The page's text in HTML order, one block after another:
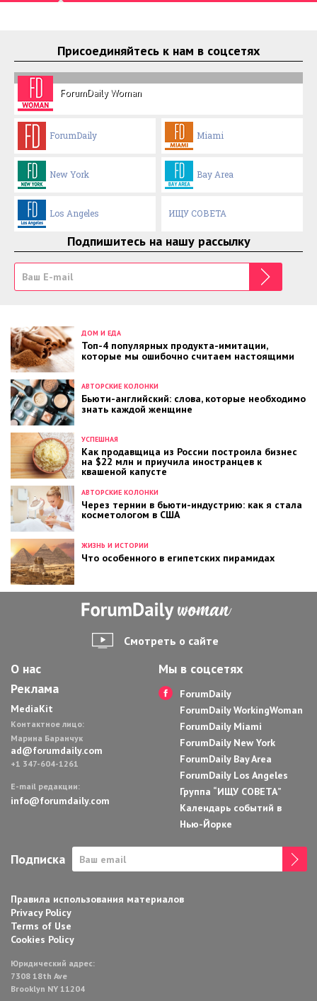
Присоединяйтесь к нам в соцсетях
ForumDaily Woman
ForumDaily Miami
New York Bay Area
Los Angeles ИЩУ СОВЕТА
Подпишитесь на нашу рассылку
ДОМ И ЕДА
Топ-4 популярных продукта-имитации,
которые мы ошибочно считаем настоящими
АВТОРСКИЕ КОЛОНКИ
Бьюти-английский: слова, которые необходимо
знать каждой женщине
АВТОРСКИЕ КОЛОНКИ
Через тернии в бьюти-индустрию: как я стала
косметологом в США
УСПЕШНАЯ
Как продавщица из России построила бизнес
на $22 млн и приучила иностранцев к
квашеной капусте
ЖИЗНЬ И ИСТОРИИ
Что особенного в египетских пирамидах
Смотреть о сайте
О нас
Реклама
MediaKit
Контактное лицо:
Марина Баранчук
ad@forumdaily.com
+1 347-604-1261
E-mail редакции:
info@forumdaily.com
Мы в соцсетях
ForumDaily
ForumDaily WorkingWoman
ForumDaily Miami
ForumDaily New York
ForumDaily Bay Area
ForumDaily Los Angeles
Группа “ИЩУ СОВЕТА”
Календарь событий в
Нью-Йорке
Подписка
Правила использования материалов
Privacy Policy
Terms of Use
Cookies Policy
Юридический адрес:
7308 18th Ave
Brooklyn NY 11204